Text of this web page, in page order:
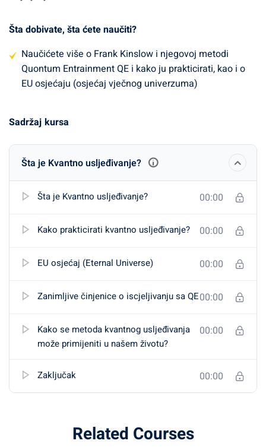
Šta dobivate, šta ćete naučiti?
Naučićete više o Frank Kinslow i njegovoj metodi
Quontum Entrainment QE i kako ju prakticirati, kao i o
EU osjećaju (osjećaj vječnog univerzuma)
Sadržaj kursa
Šta je Kvantno usljeđivanje?
Šta je Kvantno usljeđivanje? 00:00
Kako prakticirati kvantno usljeđivanje? 00:00
EU osjećaj (Eternal Universe) 00:00
Zanimljive činjenice o iscjeljivanju sa QE00:00
Kako se metoda kvantnog usljeđivanja
može primijeniti u našem životu?
00:00
Zaključak 00:00
Related Courses